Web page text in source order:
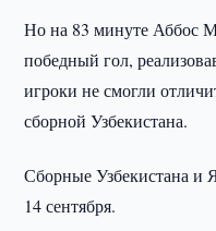
Но на 83 минуте Аббос
победный гол,
игроки не смогли
сборной Узбекистана.
Сборные Узбекистана и
14 сентября.